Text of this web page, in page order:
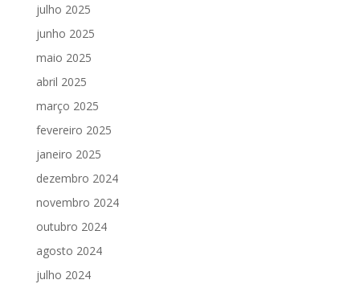
julho 2025
junho 2025
maio 2025
abril 2025
março 2025
fevereiro 2025
janeiro 2025
dezembro 2024
novembro 2024
outubro 2024
agosto 2024
julho 2024